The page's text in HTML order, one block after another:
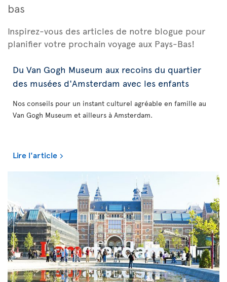
bas
Inspirez-vous des articles de notre blogue pour
planifier votre prochain voyage aux Pays-Bas!
Du Van Gogh Museum aux recoins du quartier
des musées d'Amsterdam avec les enfants
Nos conseils pour un instant culturel agréable en famille au
Van Gogh Museum et ailleurs à Amsterdam.
Lire l'article